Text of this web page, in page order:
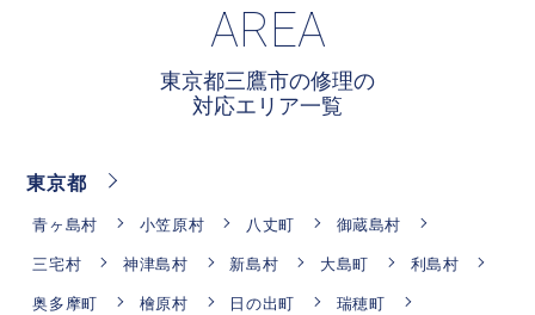
AREA
東京都三鷹市の修理の
対応エリア一覧
東京都
青ヶ島村 小笠原村 八丈町
御蔵島村
三宅村
神津島村 新島村 大島町
利島村
奥多摩町
檜原村 日の出町
瑞穂町